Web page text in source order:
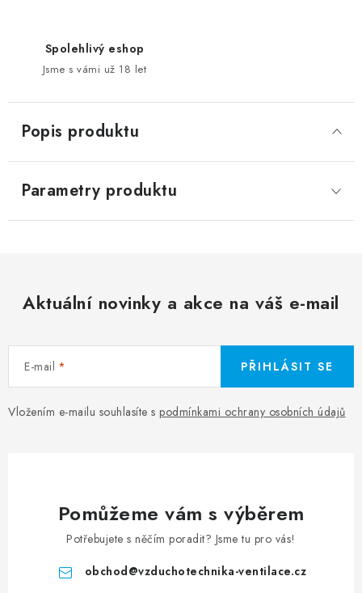
Spolehlivý eshop
Jsme s vámi už 18 let
Popis produktu
Parametry produktu
Aktuální novinky a akce na váš e-mail
E-mail
Vložením e-mailu souhlasíte s podmínkami ochrany osobních údajů
PŘIHLÁSIT SE
Pomůžeme vám s výběrem
Potřebujete s něčím poradit? Jsme tu pro vás!
obchod@vzduchotechnika-ventilace.cz